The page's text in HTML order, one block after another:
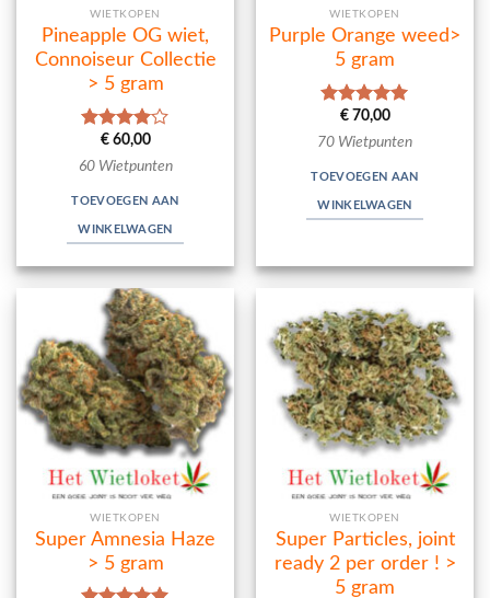
WIETKOPEN
Pineapple OG wiet,
Connoiseur Collectie
> 5 gram
Waardering
4.00uit
€60,00
60 Wietpunten
TOEVOEGEN AAN
WINKELWAGEN
WIETKOPEN
Purple Orange weed>
5 gram
Waardering
5.00uit 5
€70,00
70 Wietpunten
TOEVOEGEN AAN
WINKELWAGEN
WIETKOPEN
Super Amnesia Haze
> 5 gram
WIETKOPEN
Super Particles, joint
ready 2 per order ! >
5 gram